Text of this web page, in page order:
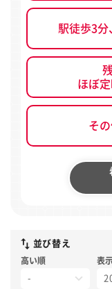
駅徒歩3分
ほぼ
そ
並び替え
高い順 表